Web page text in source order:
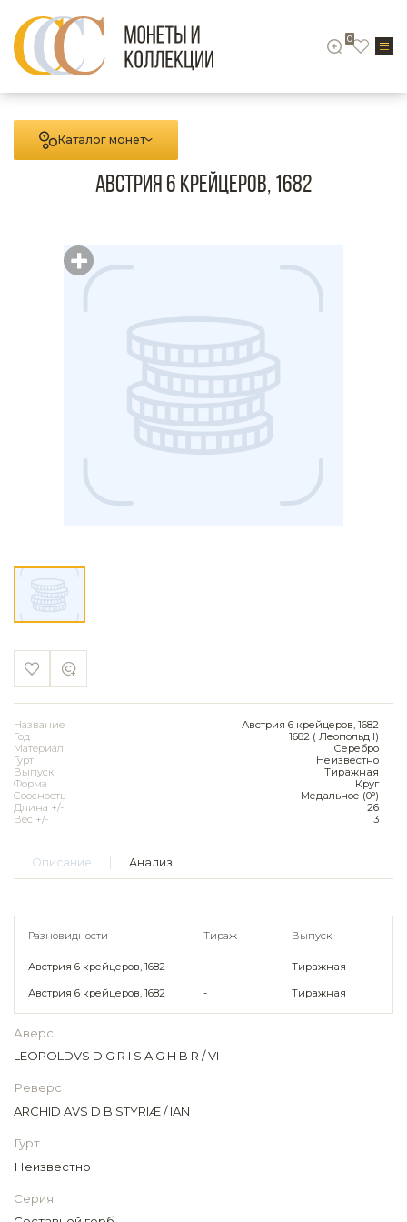
0
Каталог монет
Австрия 6 крейцеров, 1682
Название
Австрия 6 крейцеров, 1682
Год
1682 ( Леопольд I)
Материал
Серебро
Гурт
Неизвестно
Выпуск
Тиражная
Форма
Круг
Соосность
Медальное (0°)
Длина +/-
26
Вес +/-
3
Описание Анализ
Разновидности Тираж Выпуск
Австрия 6 крейцеров, 1682 - Тиражная
Австрия 6 крейцеров, 1682 - Тиражная
Аверс
LEOPOLDVS D G R I S A G H B R / VI
Реверс
ARCHID AVS D B STYRIÆ / IAN
Гурт
Неизвестно
Серия